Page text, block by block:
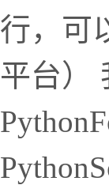
行，可
平台）